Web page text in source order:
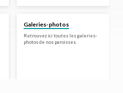
Galeries-photos
Retrouvez ici toutes les galeries-
photos de nos paroisses.